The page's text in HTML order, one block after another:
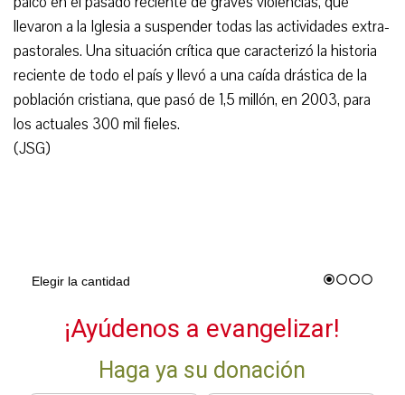
llevaron a la Iglesia a suspender todas las actividades extra-
pastorales. Una situación crítica que caracterizó la historia
reciente de todo el país y llevó a una caída drástica de la
población cristiana, que pasó de 1,5 millón, en 2003, para
los actuales 300 mil fieles.
(JSG)